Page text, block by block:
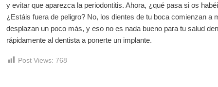
y evitar que aparezca la periodontitis. Ahora, ¿qué pasa si os
¿Estáis fuera de peligro? No, los dientes de tu boca comienzan a
desplazan un poco más, y eso no es nada bueno para tu salud
rápidamente al dentista a ponerte un implante.
Post Views: 768